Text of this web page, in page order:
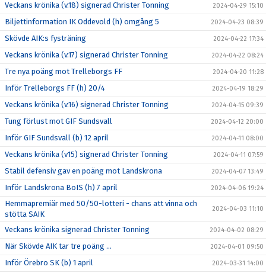
Veckans krönika (v.18) signerad Christer Tonning 2024-04-29 15:10
Biljettinformation IK Oddevold (h) omgång 5 2024-04-23 08:39
Skövde AIK:s fysträning 2024-04-22 17:34
Veckans krönika (v.17) signerad Christer Tonning 2024-04-22 08:24
Tre nya poäng mot Trelleborgs FF 2024-04-20 11:28
Inför Trelleborgs FF (h) 20/4 2024-04-19 18:29
Veckans krönika (v.16) signerad Christer Tonning 2024-04-15 09:39
Tung förlust mot GIF Sundsvall 2024-04-12 20:00
Inför GIF Sundsvall (b) 12 april 2024-04-11 08:00
Veckans krönika (v15) signerad Christer Tonning 2024-04-11 07:59
Stabil defensiv gav en poäng mot Landskrona 2024-04-07 13:49
Inför Landskrona BoIS (h) 7 april 2024-04-06 19:24
Hemmapremiär med 50/50-lotteri - chans att vinna och
stötta SAIK
2024-04-03 11:10
Veckans krönika signerad Christer Tonning 2024-04-02 08:29
När Skövde AIK tar tre poäng ... 2024-04-01 09:50
Inför Örebro SK (b) 1 april 2024-03-31 14:00